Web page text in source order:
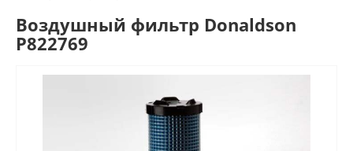
Воздушный фильтр Donaldson
P822769